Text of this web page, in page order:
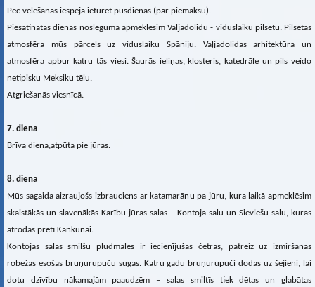
Pēc vēlēšanās iespēja ieturēt pusdienas (par piemaksu).
Piesātinātās dienas noslēgumā apmeklēsim Valjadolidu - viduslaiku pilsētu. Pilsētas
atmosfēra mūs pārcels uz viduslaiku Spāniju. Vaļjadolidas arhitektūra un
atmosfēra apbur katru tās viesi. Šaurās ieliņas, klosteris, katedrāle un pils veido
netipisku Meksiku tēlu.
Atgriešanās viesnīcā.
7. diena
Brīva diena,atpūta pie jūras.
8. diena
Mūs sagaida aizraujošs izbrauciens ar katamarānu pa jūru, kura laikā apmeklēsim
skaistākās un slavenākās Karību jūras salas – Kontoja salu un Sieviešu salu, kuras
atrodas pretī Kankunai.
Kontojas salas smilšu pludmales ir iecienījušas četras, patreiz uz izmiršanas
robežas esošas bruņurupuču sugas. Katru gadu bruņurupuči dodas uz šejieni, lai
dotu dzīvību nākamajām paaudzēm – salas smiltīs tiek dētas un glabātas